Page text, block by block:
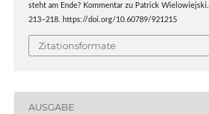
steht am Ende? Kommentar zu Patrick Wielowiejski.
213–218. https://doi.org/10.60789/921215
Zitationsformate
AUSGABE